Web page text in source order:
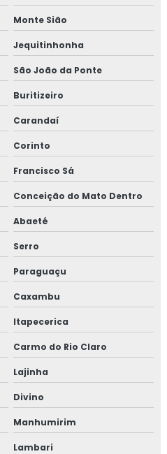
de equipes de melhoria
segurança de alimentos e
aplicado à indústria
do plano de HACCP APPCC
e food defense
de auditor interno
de equipe esa
defense
de crises recall e
de riscos corporativos
fornecedores
Monte Sião
Jequitinhonha
São João da Ponte
Buritizeiro
Carandaí
Corinto
Francisco Sá
Conceição do Mato Dentro
Abaeté
Serro
Paraguaçu
Caxambu
Itapecerica
Carmo do Rio Claro
Lajinha
Divino
Manhumirim
Lambari